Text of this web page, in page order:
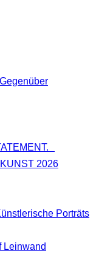
2026
Porträts
Leinwand